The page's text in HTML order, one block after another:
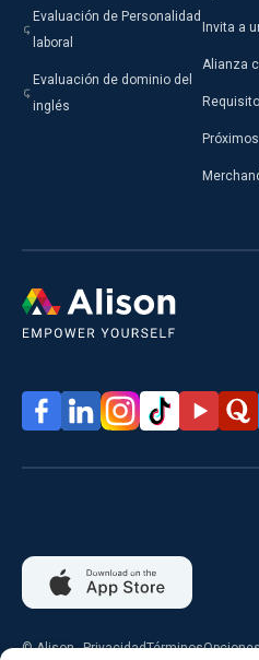
Evaluación de Personalidad
laboral
Evaluación de dominio del
inglés
Invita a
Alianza
© Alison PrivacidadTérminos